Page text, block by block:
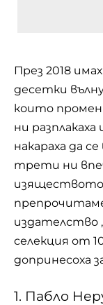
През 2018
десетки
които
ни разплакаха
накараха да
трети ни
изяществото
издателство
селекция от
допринесоха
1. Пабло